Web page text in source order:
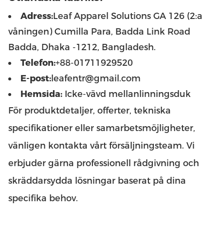
Adress:Leaf Apparel Solutions GA 126 (2:a
våningen) Cumilla Para, Badda Link Road
Badda, Dhaka -1212, Bangladesh.
Telefon:+88-01711929520
E-post:leafentr@gmail.com
Hemsida: Icke-vävd mellanlinningsduk
För produktdetaljer, offerter, tekniska
specifikationer eller samarbetsmöjligheter,
vänligen kontakta vårt försäljningsteam. Vi
erbjuder gärna professionell rådgivning och
skräddarsydda lösningar baserat på dina
specifika behov.